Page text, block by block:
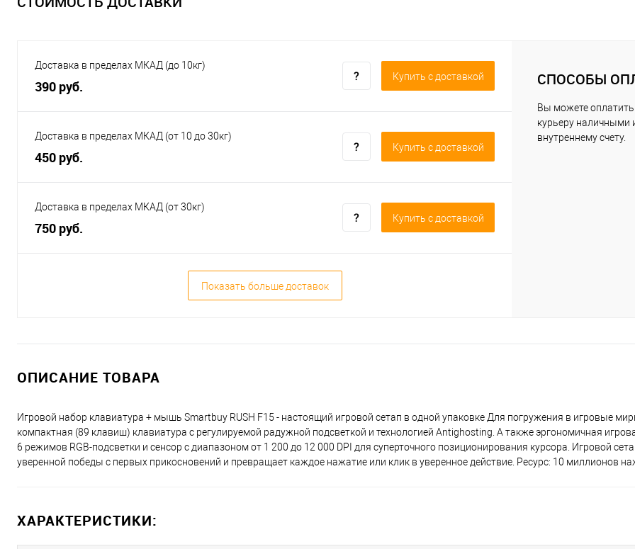
Доставка в пределах МКАД (до 10кг)
390 руб.
Купить c доставкой
Доставка в пределах МКАД (от 10 до 30кг)
450 руб.
Купить c доставкой
Доставка в пределах МКАД (от 30кг)
750 руб.
Купить c доставкой
Показать больше доставок
СПОСОБЫ
Вы можете оплатить
курьеру наличными
внутреннему счету.
ОПИСАНИЕ ТОВАРА
Игровой набор клавиатура + мышь Smartbuy RUSH F15 - настоящий игровой сетап в одной упаковке Для погружения в игровые
компактная (89 клавиш) клавиатура с регулируемой радужной подсветкой и технологией Antighosting. А также эргономичная
6 режимов RGB-подсветки и сенсор с диапазоном от 1 200 до 12 000 DPI для суперточного позиционирования курсора. Игровой
уверенной победы с первых прикосновений и превращает каждое нажатие или клик в уверенное действие. Ресурс: 10 миллионов
ХАРАКТЕРИСТИКИ: